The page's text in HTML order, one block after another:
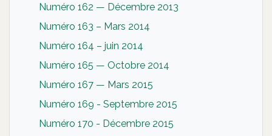
Numéro 162 — Décembre 2013
Numéro 163 – Mars 2014
Numéro 164 – juin 2014
Numéro 165 — Octobre 2014
Numéro 167 — Mars 2015
Numéro 169 - Septembre 2015
Numéro 170 - Décembre 2015